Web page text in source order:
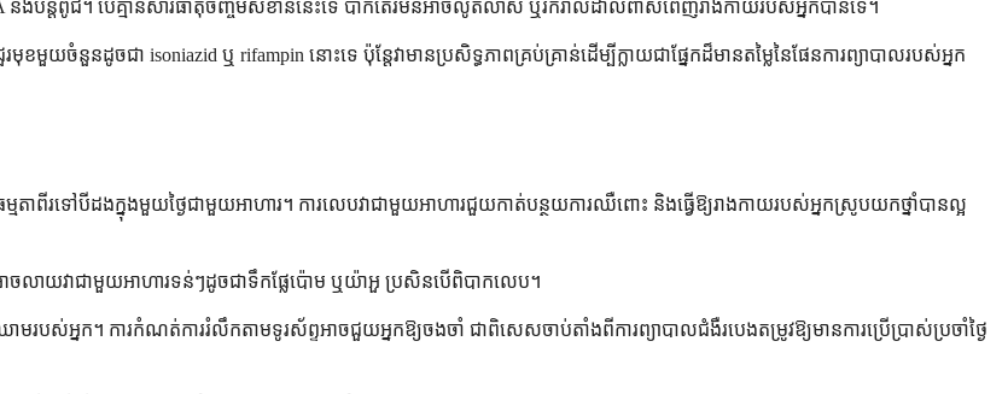
និងបន្តពូជ។ បើគ្មានសារធាតុចិញ្ចឹមសំខាន់នេះទេ បាក់តេរីមិនអាចលូតលាស់ ឬរីករាលដាលពាសពេញរាងកាយរបស់អ្នកបានទេ។
ខមួយចំនួនដូចជា isoniazid ឬ rifampin នោះទេ ប៉ុន្តែវាមានប្រសិទ្ធភាពគ្រប់គ្រាន់ដើម្បីក្លាយជាផ្នែកដ៏មានតម្លៃនៃផែនការព្យាបាលរបស់អ្នក
ម្មតាពីរទៅបីដងក្នុងមួយថ្ងៃជាមួយអាហារ។ ការលេបវាជាមួយអាហារជួយកាត់បន្ថយការឈឺពោះ និងធ្វើឱ្យរាងកាយរបស់អ្នកស្រូបយកថ្នាំបានល្អ
ាចលាយវាជាមួយអាហារទន់ៗដូចជាទឹកផ្លែប៉ោម ឬយ៉ាអួ ប្រសិនបើពិបាកលេប។
ាមរបស់អ្នក។ ការកំណត់ការរំលឹកតាមទូរស័ព្ទអាចជួយអ្នកឱ្យចងចាំ ជាពិសេសចាប់តាំងពីការព្យាបាលជំងឺរបេងតម្រូវឱ្យមានការប្រើប្រាស់ប្រចាំថ្ងៃ